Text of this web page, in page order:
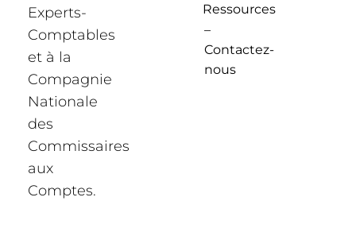
Experts-
Comptables
et à la
Compagnie
Nationale
des
Commissaires
aux
Comptes.
Ressources
–
Contactez-
nous